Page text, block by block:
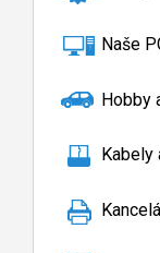
Naše
Hobby
Kabely